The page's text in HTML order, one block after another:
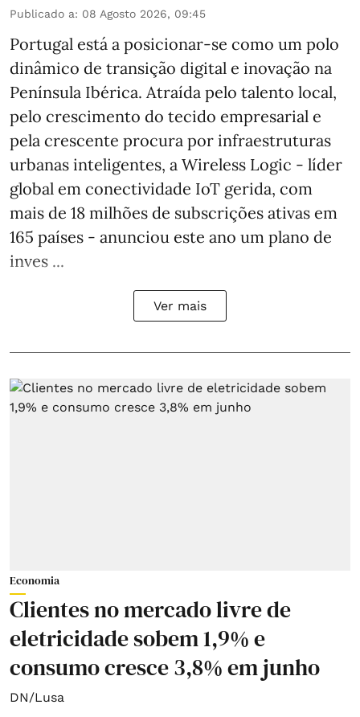
Publicado a: 08 Agosto 2026, 09:45
Portugal está a posicionar-se como um polo
dinâmico de transição digital e inovação na
Península Ibérica. Atraída pelo talento local,
pelo crescimento do tecido empresarial e
pela crescente procura por infraestruturas
urbanas inteligentes, a Wireless Logic - líder
global em conectividade IoT gerida, com
mais de 18 milhões de subscrições ativas em
165 países - anunciou este ano um plano de
inves ...
Ver mais
Economia
Clientes no mercado livre de
eletricidade sobem 1,9% e
consumo cresce 3,8% em junho
DN/Lusa